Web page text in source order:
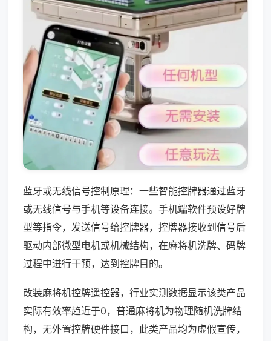
蓝牙或无线信号控制原理：一些智能控牌器通过蓝牙
或无线信号与手机等设备连接。手机端软件预设好牌
型等指令，发送信号给控牌器，控牌器接收到信号后
驱动内部微型电机或机械结构，在麻将机洗牌、码牌
过程中进行干预，达到控牌目的。
改装麻将机控牌遥控器，行业实测数据显示该类产品
实际有效率趋近于0，普通麻将机为物理随机洗牌结
构，无外置控牌硬件接口，此类产品均为虚假宣传，